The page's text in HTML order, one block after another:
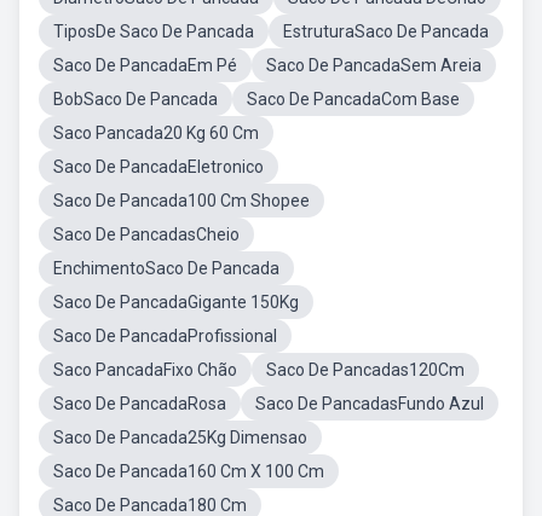
TiposDe Saco De Pancada
EstruturaSaco De Pancada
Saco De PancadaEm Pé
Saco De PancadaSem Areia
BobSaco De Pancada
Saco De PancadaCom Base
Saco Pancada20 Kg 60 Cm
Saco De PancadaEletronico
Saco De Pancada100 Cm Shopee
Saco De PancadasCheio
EnchimentoSaco De Pancada
Saco De PancadaGigante 150Kg
Saco De PancadaProfissional
Saco PancadaFixo Chão
Saco De Pancadas120Cm
Saco De PancadaRosa
Saco De PancadasFundo Azul
Saco De Pancada25Kg Dimensao
Saco De Pancada160 Cm X 100 Cm
Saco De Pancada180 Cm